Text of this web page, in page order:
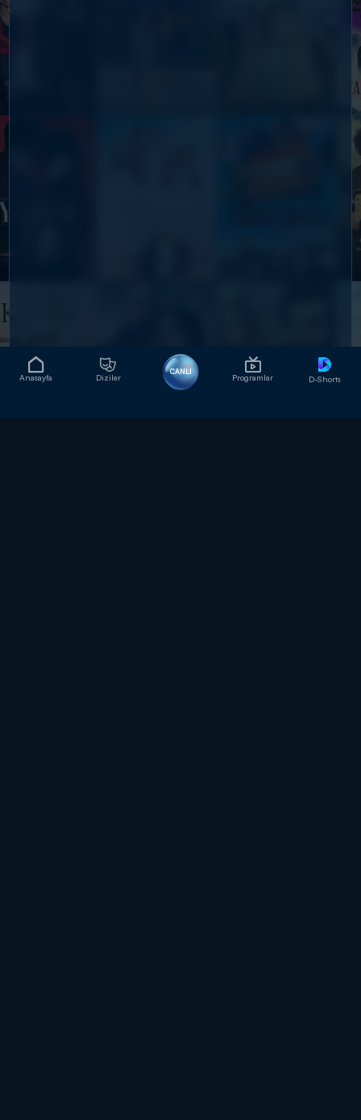
Anasayfa Diziler
CANLI
Programlar D-Shorts